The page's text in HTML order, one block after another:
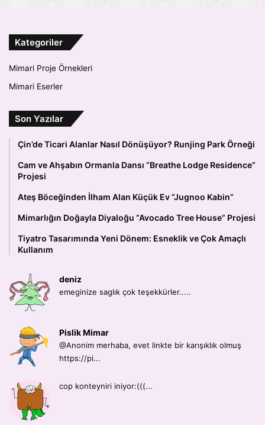
Kategoriler
Mimari Proje Örnekleri
Mimari Eserler
Son Yazılar
Çin’de Ticari Alanlar Nasıl Dönüşüyor? Runjing Park Örneği
Cam ve Ahşabın Ormanla Dansı “Breathe Lodge Residence”
Projesi
Ateş Böceğinden İlham Alan Küçük Ev “Jugnoo Kabin”
Mimarlığın Doğayla Diyaloğu “Avocado Tree House” Projesi
Tiyatro Tasarımında Yeni Dönem: Esneklik ve Çok Amaçlı
Kullanım
deniz
emeginize saglık çok teşekkürler.....
Pislik Mimar
@Anonim merhaba, evet linkte bir karışıklık olmuş
https://pi...
cop konteyniri iniyor:(((...